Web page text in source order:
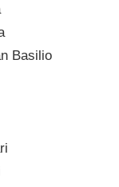
Basilio